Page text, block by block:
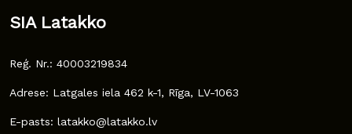
SIA Latakko
Reģ. Nr.: 40003219834
Adrese: Latgales iela 462 k-1, Rīga, LV-1063
E-pasts: latakko@latakko.lv